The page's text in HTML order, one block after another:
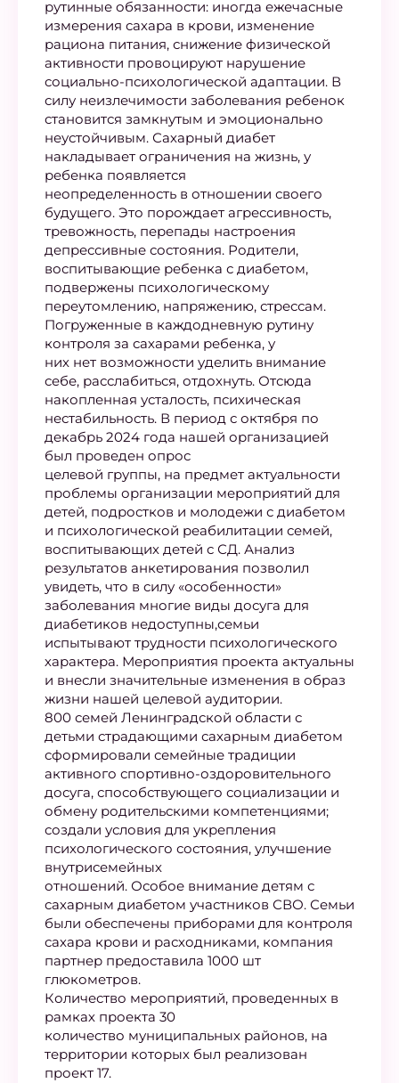
рутинные обязанности: иногда ежечасные
измерения сахара в крови, изменение
рациона питания, снижение физической
активности провоцируют нарушение
социально-психологической адаптации. В
силу неизлечимости заболевания ребенок
становится замкнутым и эмоционально
неустойчивым. Сахарный диабет
накладывает ограничения на жизнь, у
ребенка появляется
неопределенность в отношении своего
будущего. Это порождает агрессивность,
тревожность, перепады настроения
депрессивные состояния. Родители,
воспитывающие ребенка с диабетом,
подвержены психологическому
переутомлению, напряжению, стрессам.
Погруженные в каждодневную рутину
контроля за сахарами ребенка, у
них нет возможности уделить внимание
себе, расслабиться, отдохнуть. Отсюда
накопленная усталость, психическая
нестабильность. В период с октября по
декабрь 2024 года нашей организацией
был проведен опрос
целевой группы, на предмет актуальности
проблемы организации мероприятий для
детей, подростков и молодежи с диабетом
и психологической реабилитации семей,
воспитывающих детей с СД. Анализ
результатов анкетирования позволил
увидеть, что в силу «особенности»
заболевания многие виды досуга для
диабетиков недоступны,семьи
испытывают трудности психологического
характера. Мероприятия проекта актуальны
и внесли значительные изменения в образ
жизни нашей целевой аудитории.
800 семей Ленинградской области с
детьми страдающими сахарным диабетом
сформировали семейные традиции
активного спортивно-оздоровительного
досуга, способствующего социализации и
обмену родительскими компетенциями;
создали условия для укрепления
психологического состояния, улучшение
внутрисемейных
отношений. Особое внимание детям с
сахарным диабетом участников СВО. Семьи
были обеспечены приборами для контроля
сахара крови и расходниками, компания
партнер предоставила 1000 шт
глюкометров.
Количество мероприятий, проведенных в
рамках проекта 30
количество муниципальных районов, на
территории которых был реализован
проект 17.